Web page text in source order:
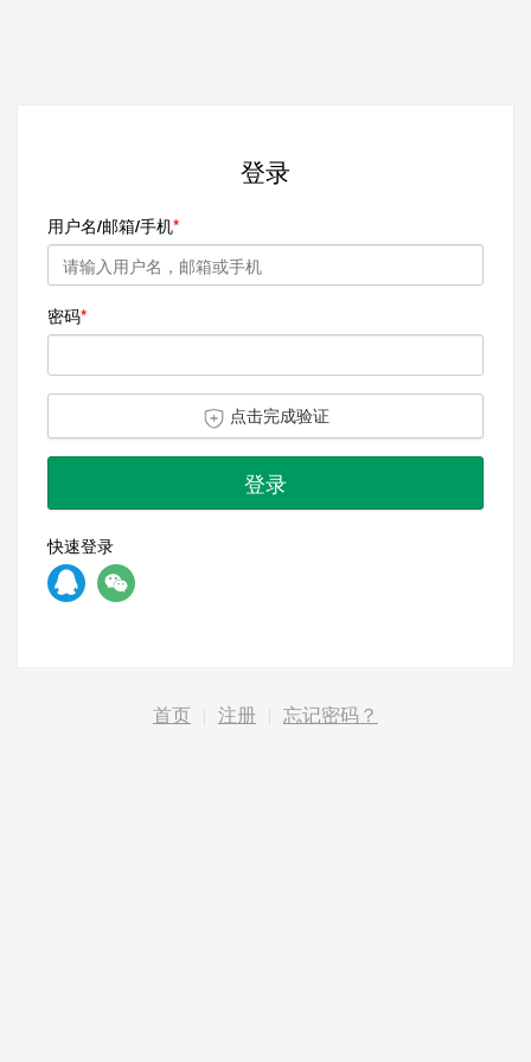
登录
用户名/邮箱/手机
密码
点击完成验证
登录
快速登录
首页 注册 忘记密码？